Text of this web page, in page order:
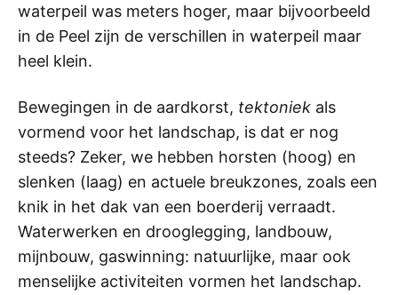
waterpeil was meters hoger, maar bijvoorbeeld
in de Peel zijn de verschillen in waterpeil maar
heel klein.
Bewegingen in de aardkorst, tektoniek als
vormend voor het landschap, is dat er nog
steeds? Zeker, we hebben horsten (hoog) en
slenken (laag) en actuele breukzones, zoals een
knik in het dak van een boerderij verraadt.
Waterwerken en drooglegging, landbouw,
mijnbouw, gaswinning: natuurlijke, maar ook
menselijke activiteiten vormen het landschap.